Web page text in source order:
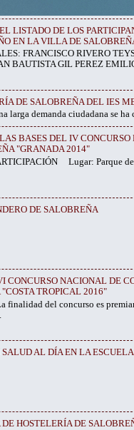
LISTADO DE LOS
EN LA VILLA DE
FRANCISCO RIVERO
BAUTISTA GIL PEREZ
DE SALOBREÑA DEL IES
se ha convertido
BASES DEL IV
"GRANADA 2014"
Lugar: Parque
DE SALOBREÑA
CONCURSO NACIONAL DE
TROPICAL 2016"
finalidad del concurso es
AL DÍA EN LA
HOSTELERÍA DE